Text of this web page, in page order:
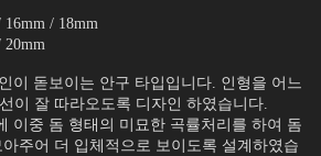
/ 18mm
20mm
이 돋보이는 안구 타입입니다. 인형을 어느
이 잘 따라오도록 디자인 하였습니다.
이중 돔 형태의 미묘한 곡률처리를 하여 돔
주어 더 입체적으로 보이도록 설계하였습